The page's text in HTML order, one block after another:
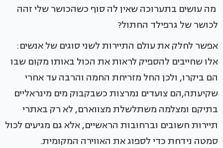
מה עושים בתערוכה שאין לה סוף כשהכושר שלי זהה
לכושר של גרפילד החתול?
אפשר לחלק את עולם התיירות לשני סוגים של אנשים:
אלו שחייבים להספיק לראות את הכול באותו מקום שבו
הם ביקרו, ולכן החל מזריחת החמה והרבה עד אחרי
שקיעתה,הם צועדים נמרצות כשבקבוק מים מינראליים
בתיקם ומצלמה משתלשלת מצווארם, לא רק באתרי
תיירות חשובים וברחובות הראשיים, אלא גם מגיעים לכול
סמטה נידחת כדי לספוג את האווירה המקומית.